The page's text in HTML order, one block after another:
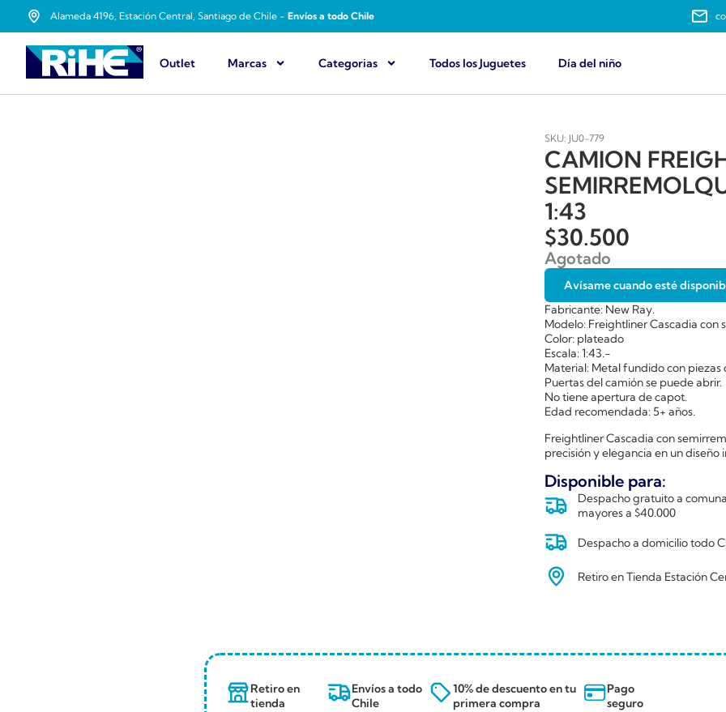
Alameda 4196, Estación Central, Santiago de Chile - Envíos a todo Chile
Outlet Marcas Categorias Todos los Juguetes Día del niño
SKU: JU0-779
CAMION
1:43
$30.500
Agotado
Avísame cuando esté
Fabricante: New Ray.
Modelo: Freightliner Cascadia con
Color: plateado
Escala: 1:43.-
Material: Metal fundido con piezas
Puertas del camión se puede abrir.
No tiene apertura de capot.
Edad recomendada: 5+ años.
Freightliner Cascadia con
precisión y elegancia en un diseño
Disponible para:
Despacho gratuito a
mayores a $40.000
Despacho a domicilio todo
Retiro en Tienda Estación
Retiro en
tienda
Envíos a todo
Chile
10% de descuento en tu
primera compra
Pago
seguro